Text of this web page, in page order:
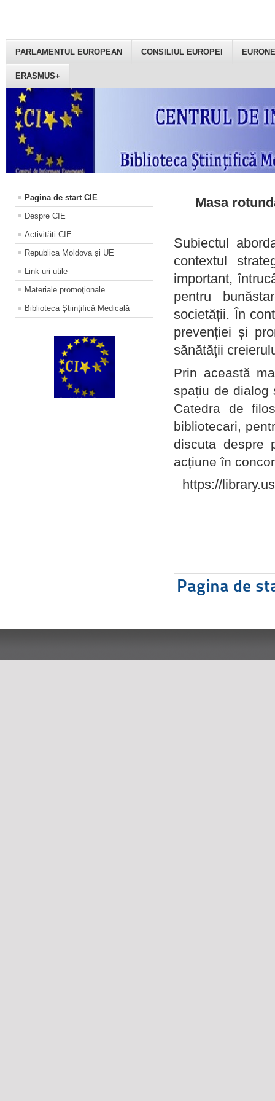
PARLAMENTUL EUROPEAN CONSILIUL EUROPEI
ERASMUS+
Pagina de start CIE
Despre CIE
Activități CIE
Republica Moldova și UE
Link-uri utile
Materiale promoţionale
Biblioteca Științifică Medicală
Masa
Subiectul
contextul
important,
pentru
societății. În
prevenției și
sănătății
Prin această
spațiu de dialog
Catedra de
bibliotecari,
discuta despre
acțiune în
https://
Pagina de